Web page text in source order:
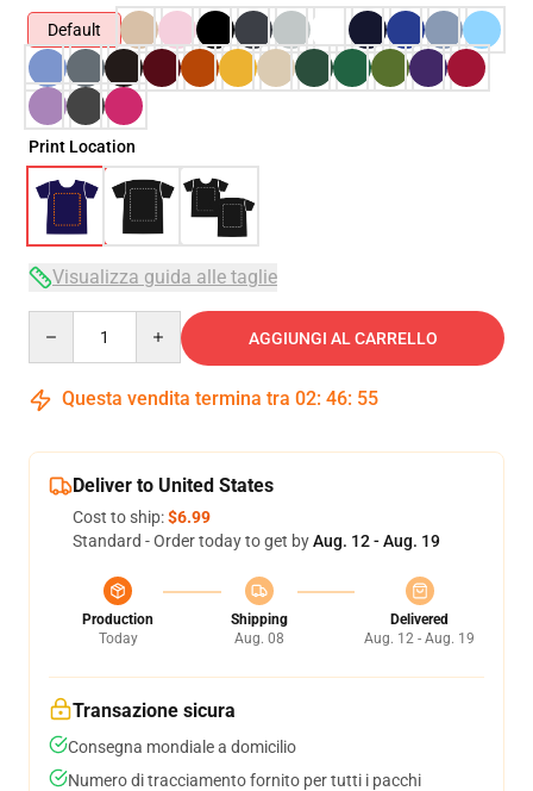
Default
Print Location
Visualizza guida alle taglie
AGGIUNGI AL CARRELLO
Questa vendita termina tra 02: 46: 54
Deliver to United States
Cost to ship:$6.99
Standard - Order today to get byAug. 12 - Aug. 19
Production
Today
Shipping
Aug. 08
Delivered
Aug. 12 - Aug. 19
Transazione sicura
Consegna mondiale a domicilio
Numero di tracciamento fornito per tutti i pacchi